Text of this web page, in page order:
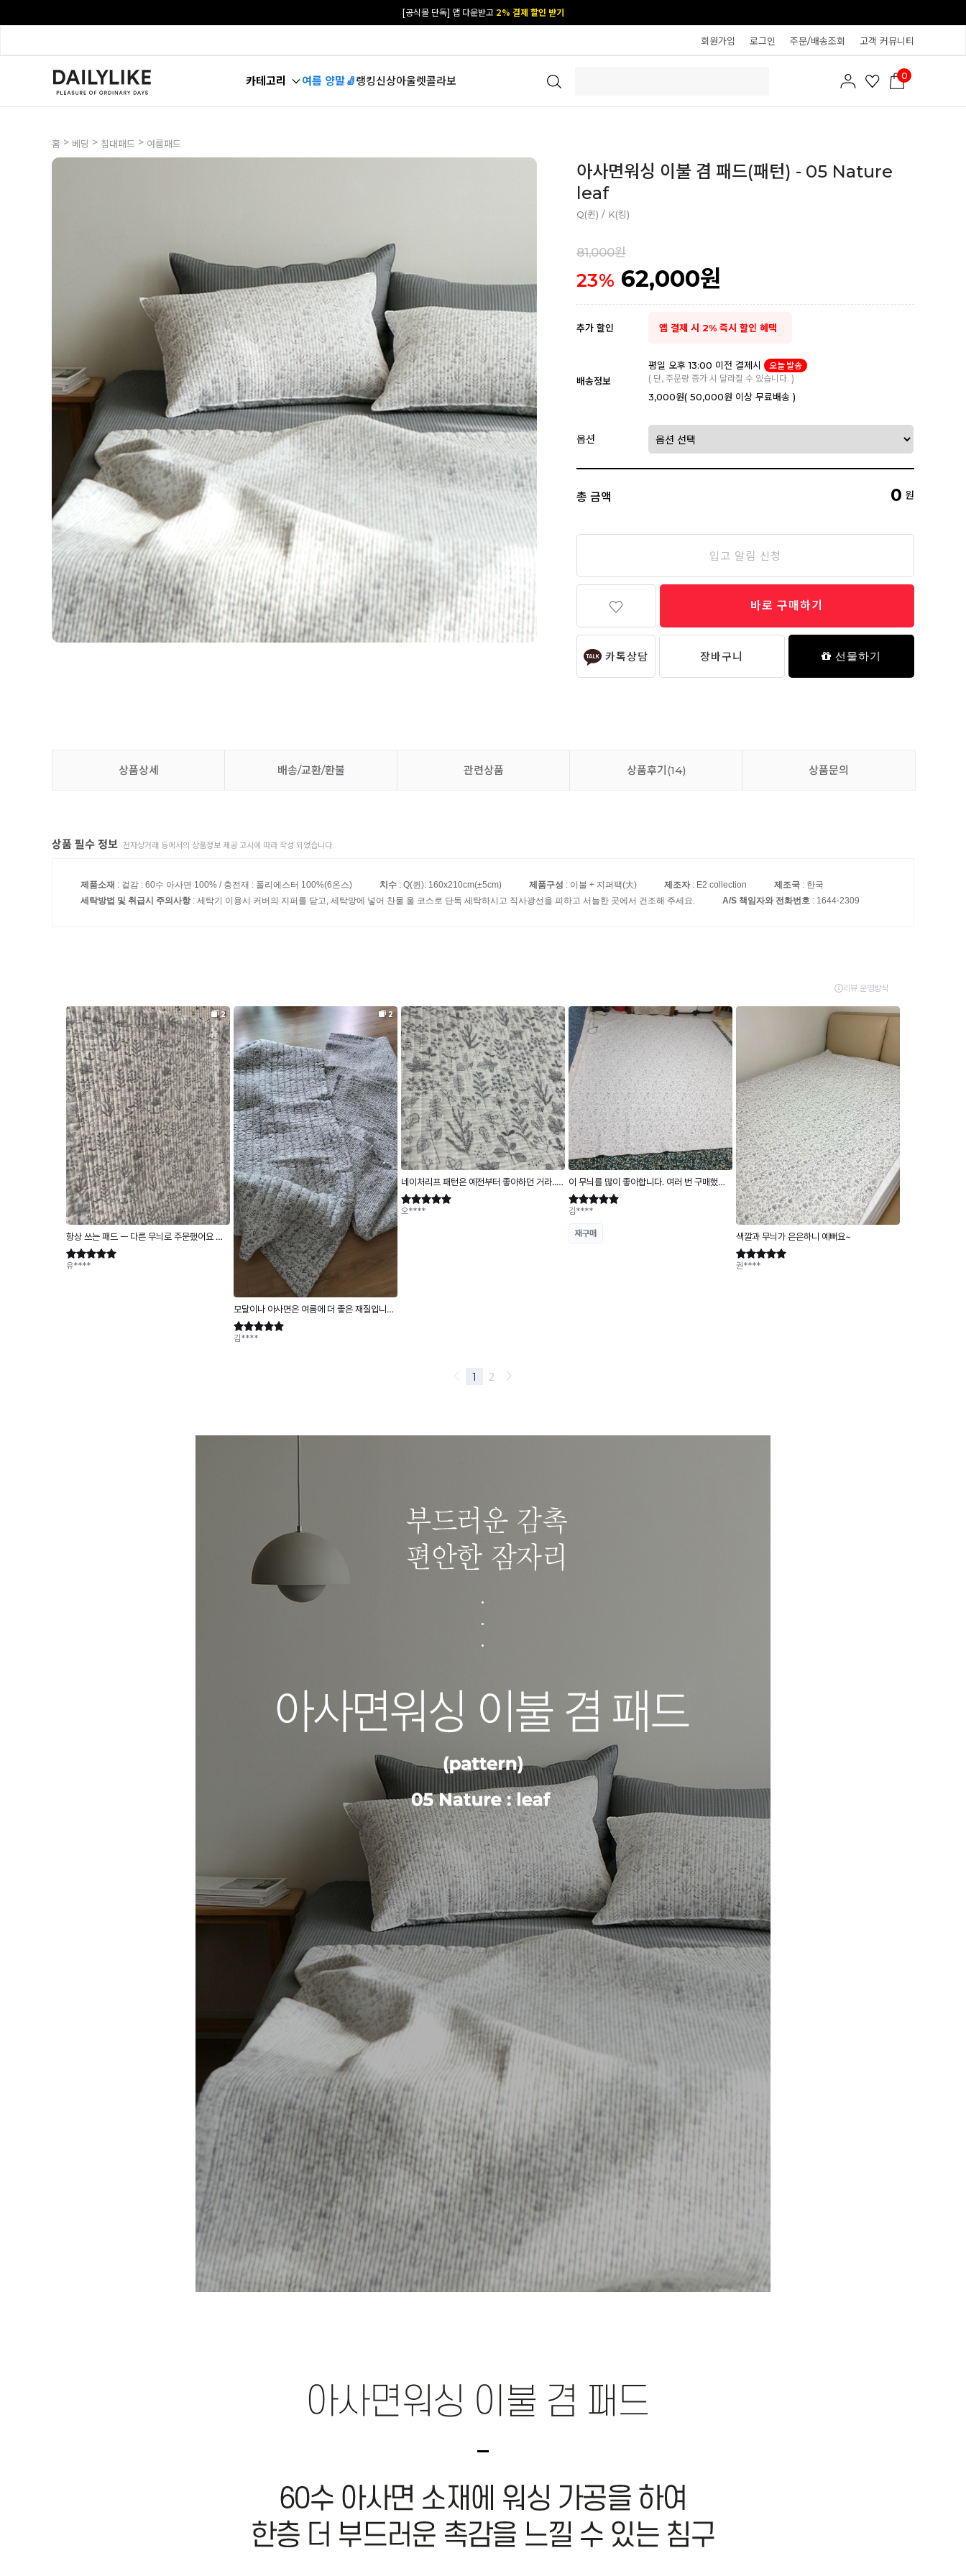
카카오 플친 추가하면1천원 즉시 할인 쿠폰
회원가입 로그인 주문/배송조회 고객 커뮤니티
카테고리 여름 양말🧦랭킹신상아울렛콜라보 0
홈 > 베딩 > 침대패드 > 여름패드
아사면워싱 이불 겸 패드(패턴) - 05 Nature
leaf
Q(퀸) / K(킹)
81,000원
23% 62,000원
추가 할인 앱 결제 시 2% 즉시 할인 혜택
배송정보
평일 오후 13:00 이전 결제시
오늘 발송
( 단, 주문량 증가 시 달라질 수 있습니다. )
3,000원( 50,000원 이상 무료배송 )
옵션
총 금액 0 원
입고 알림 신청
바로 구매하기
카톡상담 장바구니 선물하기
상품상세 배송/교환/환불 관련상품 상품후기(14) 상품문의
상품 필수 정보 전자상거래 등에서의 상품정보 제공 고시에 따라 작성 되었습니다.
제품소재 : 겉감 : 60수 아사면 100% / 충전재 : 폴리에스터 100%(6온스) 치수 : Q(퀸): 160x210cm(±5cm) 제품구성 : 이불 + 지퍼팩(大) 제조자: E2 collection 제조국 : 한국
세탁방법 및 취급시 주의사항: 세탁기 이용시 커버의 지퍼를 닫고, 세탁망에 넣어 찬물 울 코스로 단독 세탁하시고 직사광선을 피하고 서늘한 곳에서 건조해 주세요. A/S 책임자와 전화번호 : 1644-2309